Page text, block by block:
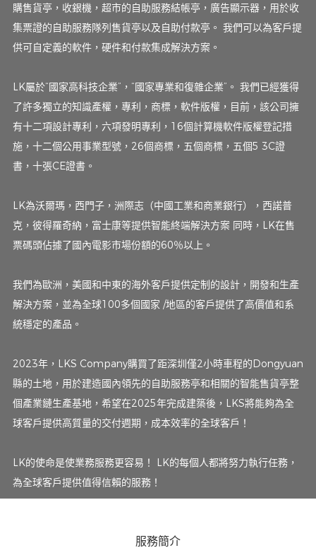
購售貨亭，收銀機，超市的自助服務結帳亭，廣告顯示器，用於收
集票證的自助服務隊列售貨亭以及自助付款亭。 我們可以為客戶提
供可自定義的軟件，硬件和付款集成解決方案。
LK屬於“國家高科技企業”，“國家專業和復雜企業”。 我們已經獲得
了許多獨立的知識產權，專利，商標，軟件版權，目前，該公司擁
有十二項設計專利，六項發明專利，16個計算機軟件版權登記措
施，十二個公用事業型號，26個商標，五個商標，五個5 3C證
書，十張CE證書。
LK為沃爾瑪，西門子，洲際志（中國工業和商業銀行），西諾普
克，彼得羅奇納，富士康等提供智能終端解決方案 同時，LK在售
票碼頭佔據了國內電影市場份額的60％以上。
我們為歐洲，美國和中東的海外客戶提供定制的設計，開發和生產
解決方案，並為全球100多個國家 /地區的客戶提供了高價值和系
統穩定的產品。
2023年，LKS Company購買了距深圳僅2小時車程的Dongyuan
縣的土地，用於建造國內領先的自助服務亭和相關的智能售貨亭整
個產業鏈生產基地，希望在2025年完成建築後，LKS將能夠為全
球客戶提供高質量的交付週期，成本效率的全球客戶！
LK的使命是使業務服務更容易！ LK的每個人都將努力執行任務，
為全球客戶提供值得信賴的服務！
服務簡介